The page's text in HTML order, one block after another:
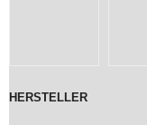
HERSTELLER